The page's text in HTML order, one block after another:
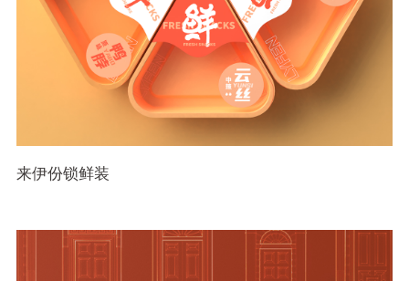
来伊份锁鲜装